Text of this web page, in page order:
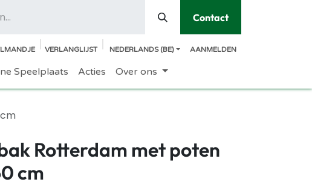
Contact
VERLANGLIJST NEDERLANDS (BE) AANMELDEN
Speelplaats Acties Over ons
Rotterdam met poten
cm